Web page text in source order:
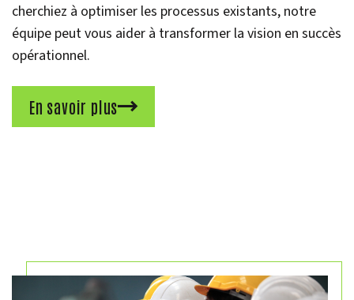
cherchiez à optimiser les processus existants, notre
équipe peut vous aider à transformer la vision en succès
opérationnel.
En savoir plus